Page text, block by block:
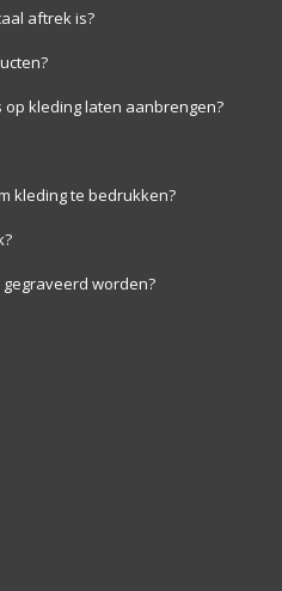
aftrek is?
kleding laten aanbrengen?
kleding te bedrukken?
worden?